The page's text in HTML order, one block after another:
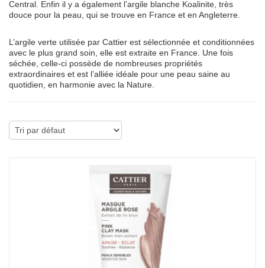
Central. Enfin il y a également l’argile blanche Koalinite, très
douce pour la peau, qui se trouve en France et en Angleterre.
L’argile verte utilisée par Cattier est sélectionnée et conditionnées
avec le plus grand soin, elle est extraite en France. Une fois
séchée, celle-ci possède de nombreuses propriétés
extraordinaires et est l’alliée idéale pour une peau saine au
quotidien, en harmonie avec la Nature.